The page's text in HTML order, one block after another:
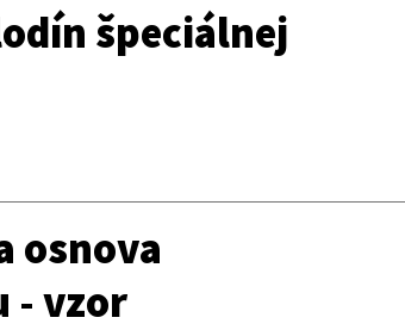
špeciálnej
osnova
- vzor